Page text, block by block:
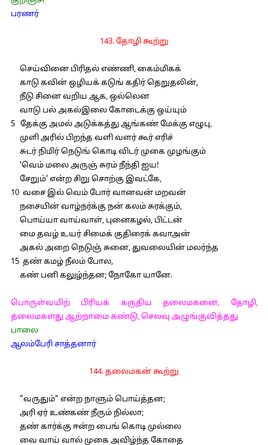
பரணர்
143. தோழி கூற்று
செய்வினை பிரிதல் எண்ணி, கைம்மிகக்
காடு கவின் ஒழியக் கடுங் கதிர் தெறுதலின்,
நீடு சினை வறிய ஆக, ஒல்லென
வாடு பல் அகல்இலை கோடைக்கு ஒய்யும்
5 தேக்கு அமல் அடுக்கத்து ஆங்கண் மேக்கு எழுபு,
முளி அரில் பிறந்த வளி வளர் கூர் எரிச்
சுடர் நிமிர் நெடுங் கொடி விடர் முகை முழங்கும்
'வெம் மலை அருஞ் சுரம் நீந்தி ஐய!
சேறும்' என்ற சிறு சொற்கு இவட்கே,
10 வசை இல் வெம் போர் வானவன் மறவன்
நசையின் வாழ்நர்க்கு நன் கலம் சுரக்கும்,
பொய்யா வாய்வாள், புனைகழல், பிட்டன்
மை தவழ் உயர் சிமைக் குதிரைக் கவாஅன்
அகல் அறை நெடுஞ் சுனை, துவலையின் மலர்ந்த
15 தண் கமழ் நீலம் போல,
கண் பனி கலுழ்ந்தன; நோகோ யானே.
பொருள்வயிற் பிரியக் கருதிய தலைமகனை, தோழி,
தலைமகளது ஆற்றாமை கண்டு, செலவு அழுங்குவித்தது
பாலை
ஆலம்பேரி சாத்தனார்
144. தலைமகன் கூற்று
"வருதும்" என்ற நாளும் பொய்த்தன;
அரி ஏர் உண்கண் நீரும் நில்லா;
தண் கார்க்கு ஈன்ற பைங் கொடி முல்லை
வை வாய் வால் முகை அவிழ்ந்த கோதை